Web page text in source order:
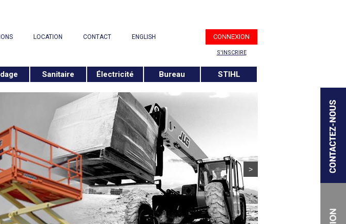
LOCATION CONTACT ENGLISH CONNEXION
S'INSCRIRE
Sanitaire Électricité Bureau STIHL
>